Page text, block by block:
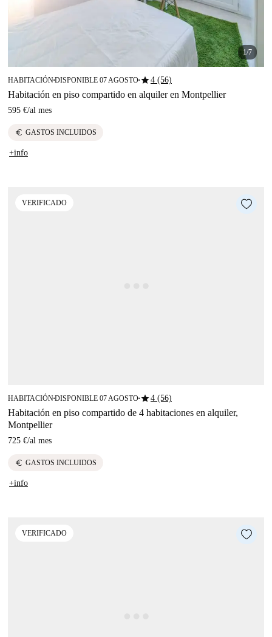
1/7
HABITACIÓN■DISPONIBLE 07 AGOSTO■star4 (56)
Habitación en piso compartido en alquiler en Montpellier
595 €/al mes
euro GASTOS INCLUIDOS
+info
VERIFICADO
HABITACIÓN■DISPONIBLE 07 AGOSTO■star4 (56)
Habitación en piso compartido de 4 habitaciones en alquiler,
Montpellier
725 €/al mes
euro GASTOS INCLUIDOS
+info
VERIFICADO